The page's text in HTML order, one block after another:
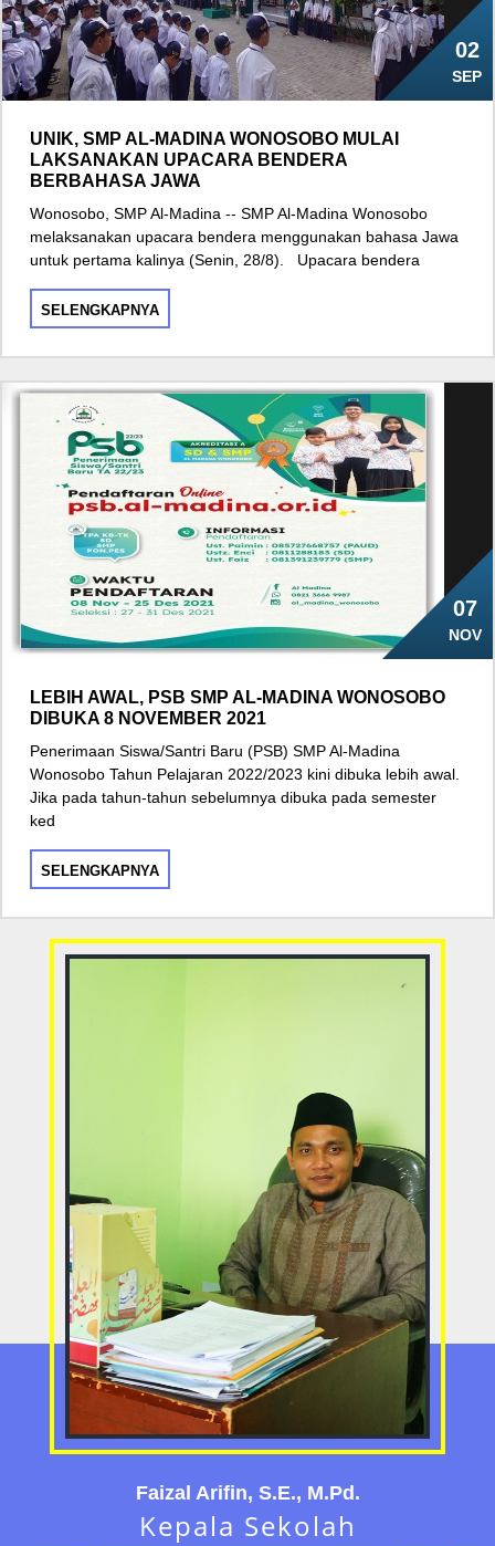
02
SEP
UNIK, SMP AL-MADINA WONOSOBO MULAI
LAKSANAKAN UPACARA BENDERA
BERBAHASA JAWA
Wonosobo, SMP Al-Madina -- SMP Al-Madina Wonosobo
melaksanakan upacara bendera menggunakan bahasa Jawa
untuk pertama kalinya (Senin, 28/8). Upacara bendera
SELENGKAPNYA
07
NOV
LEBIH AWAL, PSB SMP AL-MADINA WONOSOBO
DIBUKA 8 NOVEMBER 2021
Penerimaan Siswa/Santri Baru (PSB) SMP Al-Madina
Wonosobo Tahun Pelajaran 2022/2023 kini dibuka lebih awal.
Jika pada tahun-tahun sebelumnya dibuka pada semester
ked
SELENGKAPNYA
Faizal Arifin, S.E., M.Pd.
Kepala Sekolah